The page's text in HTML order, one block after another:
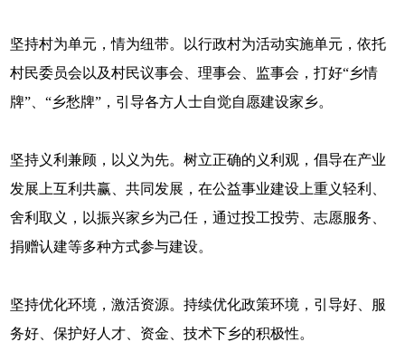
坚持村为单元，情为纽带。以行政村为活动实施单元，依托
村民委员会以及村民议事会、理事会、监事会，打好“乡情
牌”、“乡愁牌”，引导各方人士自觉自愿建设家乡。
坚持义利兼顾，以义为先。树立正确的义利观，倡导在产业
发展上互利共赢、共同发展，在公益事业建设上重义轻利、
舍利取义，以振兴家乡为己任，通过投工投劳、志愿服务、
捐赠认建等多种方式参与建设。
坚持优化环境，激活资源。持续优化政策环境，引导好、服
务好、保护好人才、资金、技术下乡的积极性。